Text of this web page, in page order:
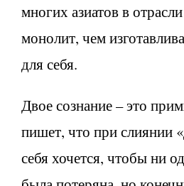
многих азиатов в
монолит, чем
для себя.
Двое сознание – это
пишет, что при слиянии
себя хочется, чтобы ни